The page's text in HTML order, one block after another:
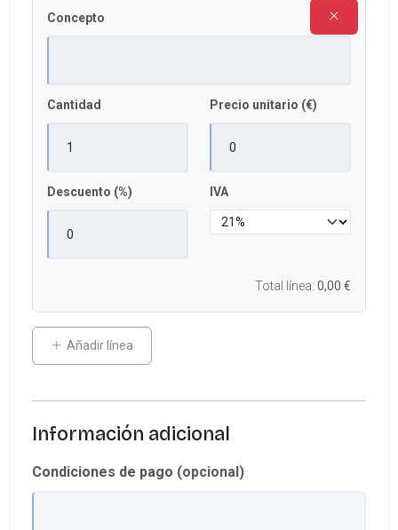
Concepto
Cantidad Precio unitario (€)
Descuento (%) IVA
Total línea: 0,00 €
Añadir línea
Información adicional
Condiciones de pago (opcional)